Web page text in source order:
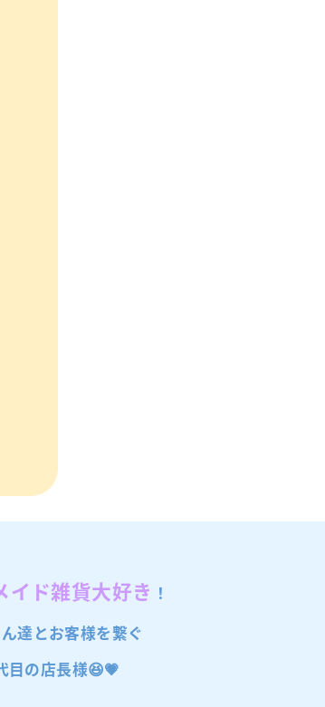
イド雑貨大好き ！
達とお客様を繋ぐ
目の店長様😆💗